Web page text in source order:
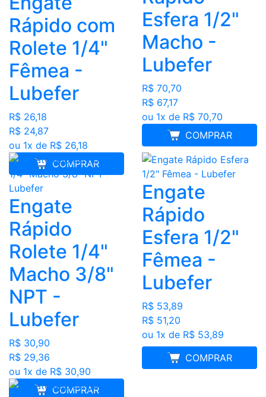
Rápido com
Rolete 1/4"
Fêmea -
Lubefer
R$ 26,18
R$ 24,87
ou 1x de R$ 26,18
COMPRAR
Esfera 1/2"
Macho -
Lubefer
R$ 70,70
R$ 67,17
ou 1x de R$ 70,70
COMPRAR
Engate
Rápido
Rolete 1/4"
Macho 3/8"
NPT -
Lubefer
R$ 30,90
R$ 29,36
ou 1x de R$ 30,90
COMPRAR
Engate
Rápido
Esfera 1/2"
Fêmea -
Lubefer
R$ 53,89
R$ 51,20
ou 1x de R$ 53,89
COMPRAR
MELHOR PREÇO